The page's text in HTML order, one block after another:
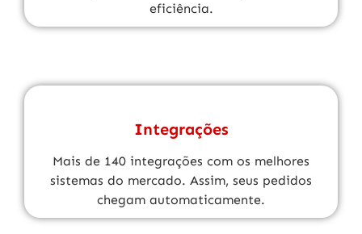
eficiência.
Integrações
Mais de 140 integrações com os melhores
sistemas do mercado. Assim, seus pedidos
chegam automaticamente.